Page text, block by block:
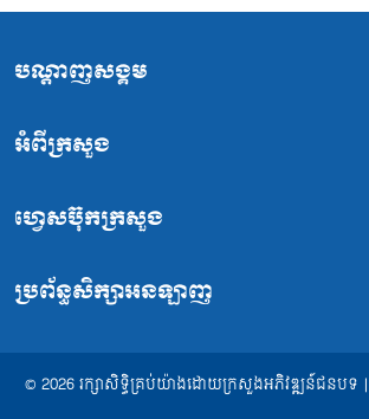
បណ្ដាញសង្គម
អំពីក្រសួង
ហ្វេសប៊ុកក្រសួង
ប្រព័ន្ធសិក្សាអនឡាញ
© 2026 រក្សាសិទ្ធិគ្រប់យ៉ាងដោយក្រសួងអភិវឌ្ឍន៍ជនបទ |